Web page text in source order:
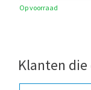
Op voorraad
Klanten